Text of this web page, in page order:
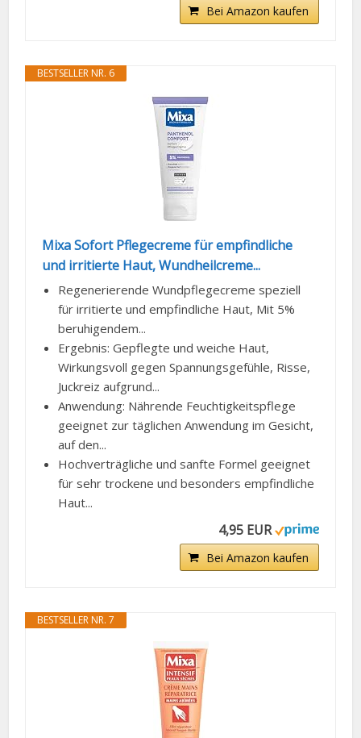
Bei Amazon kaufen
BESTSELLER NR. 6
Mixa Sofort Pflegecreme für empfindliche
und irritierte Haut, Wundheilcreme...
Regenerierende Wundpflegecreme speziell
für irritierte und empfindliche Haut, Mit 5%
beruhigendem...
Ergebnis: Gepflegte und weiche Haut,
Wirkungsvoll gegen Spannungsgefühle, Risse,
Juckreiz aufgrund...
Anwendung: Nährende Feuchtigkeitspflege
geeignet zur täglichen Anwendung im Gesicht,
auf den...
Hochverträgliche und sanfte Formel geeignet
für sehr trockene und besonders empfindliche
Haut...
4,95 EUR
Bei Amazon kaufen
BESTSELLER NR. 7